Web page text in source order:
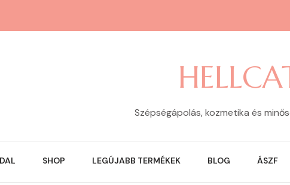
Szépségápolás, kozmetika és
SHOP LEGÚJABB TERMÉKEK BLOG ÁSZF